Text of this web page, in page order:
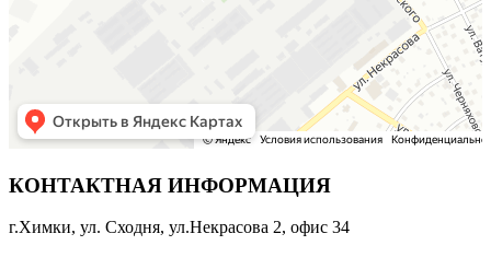
КОНТАКТНАЯ ИНФОРМАЦИЯ
г.Химки, ул. Сходня, ул.Некрасова 2, офис 34